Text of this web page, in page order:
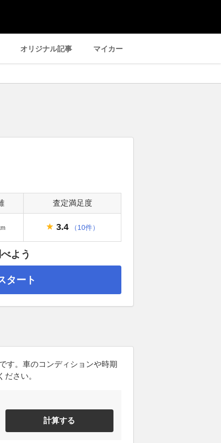
オリジナル記事 マイカー
査定満足度
3.4 （10件）
よう
タート
す。車のコンディションや時期
さい。
計算する